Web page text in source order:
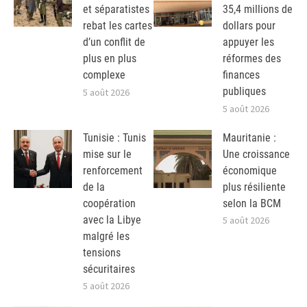
et séparatistes
rebat les cartes
d’un conflit de
plus en plus
complexe
5 août 2026
35,4 millions de
dollars pour
appuyer les
réformes des
finances
publiques
5 août 2026
Tunisie : Tunis
mise sur le
renforcement
de la
coopération
avec la Libye
malgré les
tensions
sécuritaires
5 août 2026
Mauritanie :
Une croissance
économique
plus résiliente
selon la BCM
5 août 2026